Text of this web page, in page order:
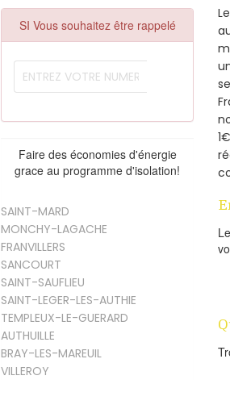
SI Vous souhaitez être rappelé
Faire des économies d'énergie
grace au programme d'isolation!
SAINT-MARD
MONCHY-LAGACHE
FRANVILLERS
SANCOURT
SAINT-SAUFLIEU
SAINT-LEGER-LES-AUTHIE
TEMPLEUX-LE-GUERARD
AUTHUILLE
BRAY-LES-MAREUIL
VILLEROY